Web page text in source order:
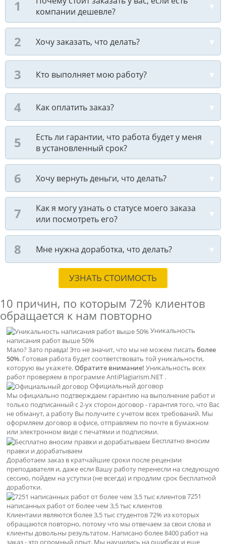
компании дешевле?
Хочу заказать, что делать?
Кто выполняет мою работу?
Как оплатить заказ?
Есть ли гарантии, что работа будет у меня
в установленный срок?
Хочу вернуть деньги, что делать?
Как я могу узнать о статусе моего заказа
или посмотреть его?
Мне нужна доработка, что делать?
УЗНАТЬ СТОИМОСТЬ
10 причин, по которым 72% клиентов
обращается к нам повторно
Уникальность
написания работ выше 50%
Мало? Зато правда! Это не значит, что мы не можем писать более
50%. Готовая работа будет соответствовать той уникальности,
которую вы укажете.Обратите внимание! Уникальность всех
работ проверяем в программе AntiPlagiarism.NET .
Официальный договор
Мы официально подтверждаем гарантию на выполнение работ и
только подписанный с 2-ух сторон договор - гарантия того, что Вас
не обманут, а работу Вы получите с учетом всех требований. Мы
оформляем договор в офисе, отправляем по почте в бумажном
или электронном виде с печатями и подписями.
Бесплатно вносим
правки и дорабатываем
Доработаем заказ в кратчайшие сроки после рецензии
преподавателя и, даже если Вашу работу перенесли на следующую
сессию, пойдем на уступки (не всегда) и продлим срок бесплатной
доработки.
7251
написанных работ от более чем 3,5 тыс клиентов
Клиентами являются более 3,5 тыс студентов 72% из которых
обращаются повторно, потому что мы отвечаем за свои слова и
клиенты довольны результатом. Написано более 8400 работ на
заказ - это огромный опыт. Мы научились на ошибках и еще